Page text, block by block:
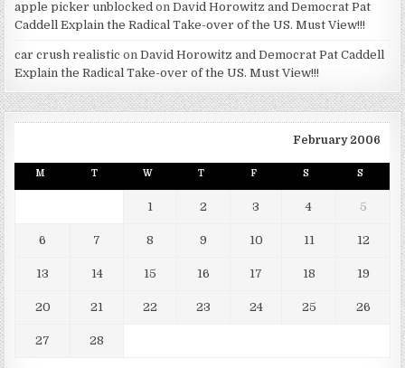
apple picker unblocked onDavid Horowitz and Democrat Pat
Caddell Explain the Radical Take-over of the US. Must View!!!
car crush realistic onDavid Horowitz and Democrat Pat Caddell
Explain the Radical Take-over of the US. Must View!!!
February 2006
M T W T F S S
1 2 3 4 5
6 7 8 9 10 11 12
13 14 15 16 17 18 19
20 21 22 23 24 25 26
27 28